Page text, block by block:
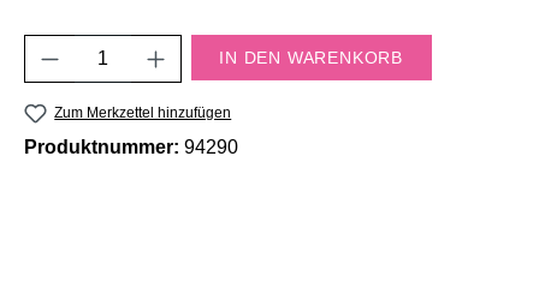
Produkt Anzahl: Gib den gewünschten
IN DEN WARENKORB
Zum Merkzettel hinzufügen
Produktnummer: 94290